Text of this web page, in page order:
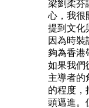
梁劉柔芬
心，我很
提到文化
因為時裝
夠為香港
如果我們
主導者的
的程度，
頭邁進。